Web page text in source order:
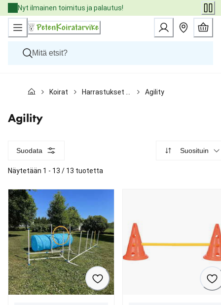
Skip
to
Content
Nyt ilmainen toimitus ja palautus!
Kissat
Eläinlääkäriruoat
Tuotemerkit
Palvelut
Koirat Agility
Agility
Suodata Suosituin
Näytetään 1 - 13 / 13 tuotetta